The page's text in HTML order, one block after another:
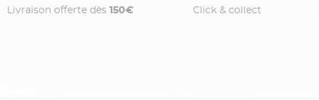
Livraison offerte dès 150€ Click & collect